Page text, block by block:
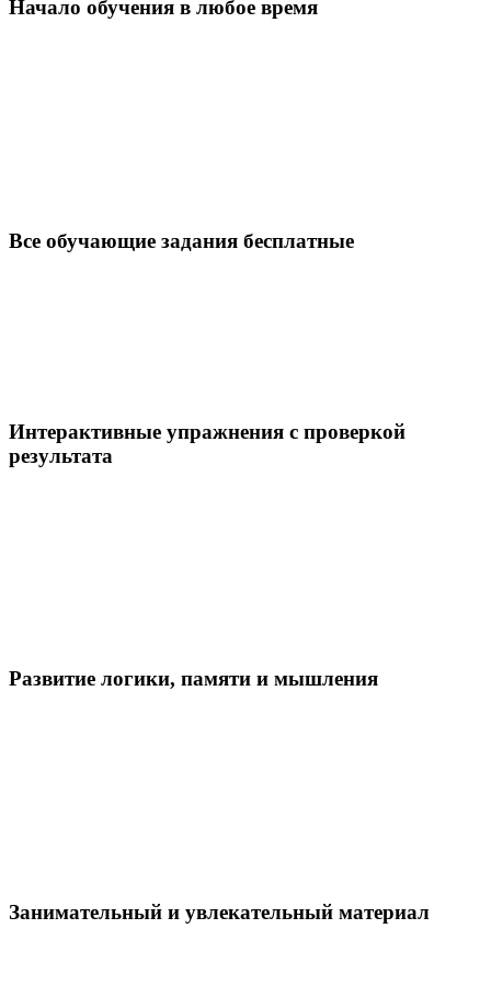
Начало обучения в любое время
Все обучающие задания бесплатные
Интерактивные упражнения с проверкой
результата
Развитие логики, памяти и мышления
Занимательный и увлекательный материал